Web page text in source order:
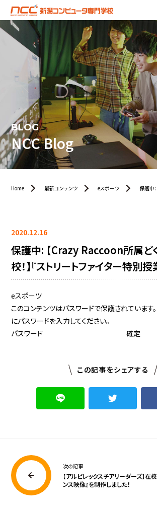
BLOG
NCC Blog
Home 最新コンテンツ eスポーツ 保護中:
2020.12.16
保護中: 【Crazy Raccoon所属ど
校！】『ストリートファイター特別
eスポーツ
このコンテンツはパスワードで保護されています
にパスワードを入力してください。
パスワード
この記事をシェアする
次の記事
【アルビレックスチアリーダーズ】在
ンス映像』を制作しました！